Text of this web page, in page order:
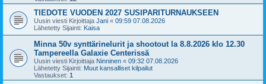
TIEDOTE VUODEN 2027 SUSIPARITURNAUKSEEN
Uusin viesti Kirjoittaja Jani « 09:59 07.08.2026
Lähetetty Sijainti: Kaisa
Minna 50v synttärinelurit ja shootout la 8.8.2026 klo 12.30
Tampereella Galaxie Centerissä
Uusin viesti Kirjoittaja Ninninen « 09:32 07.08.2026
Lähetetty Sijainti: Muut kansalliset kilpailut
Vastaukset: 1